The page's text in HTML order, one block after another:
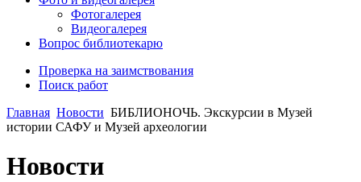
Фотогалерея
Видеогалерея
Вопрос библиотекарю
Проверка на заимствования
Поиск работ
Главная Новости БИБЛИОНОЧЬ. Экскурсии в Музей
истории САФУ и Музей археологии
Новости